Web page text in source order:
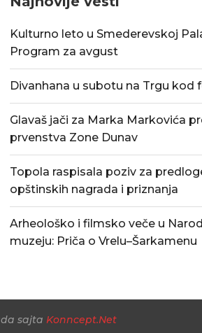
Prvenstvo počinje 19. avgusta –
Kulturno leto u Smederevskoj
Program za avgust
Divanhana u subotu na Trgu kod
Glavaš jači za Marka Markovića
prvenstva Zone Dunav
Topola raspisala poziv za
opštinskih nagrada i priznanja
Arheološko i filmsko veče u
muzeju: Priča o Vrelu–Šarkamenu
sajta Konncept.Net